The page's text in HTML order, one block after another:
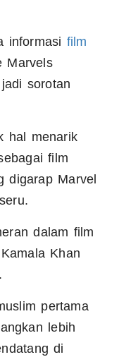
informasi film
Marvels
sorotan
hal menarik
film
digarap Marvel
dalam film
Khan
pertama
lebih
di